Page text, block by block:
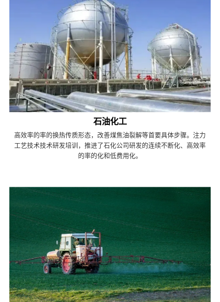
石油化工
高效率的率的换热传质形态，改善煤焦油裂解等首要具体步骤。注力
工艺技术技术研发培训，推进了石化公司研发的连续不断化、高效率
的率的化和低费用化。